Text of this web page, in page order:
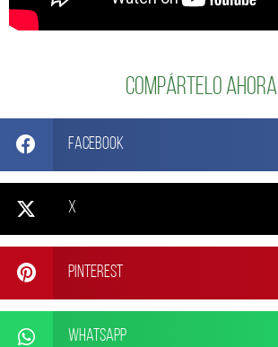
Compártelo ahora
Facebook
X
Pinterest
WhatsApp